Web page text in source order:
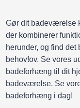
Gør dit badeværelse
der kombinerer
herunder, og find
behov!ov. Se vores
badeforhæng til dit
badeværelse. Se
badeforhæng i dag!